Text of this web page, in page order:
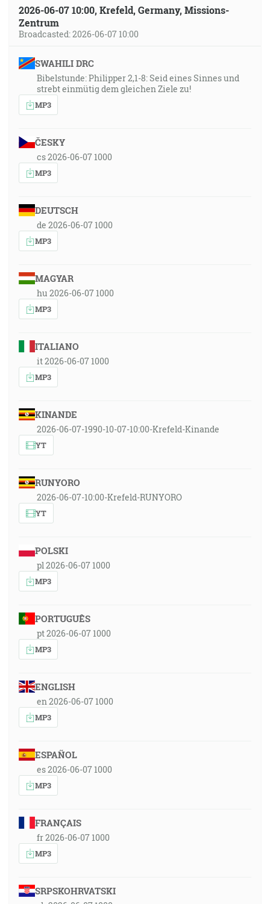
2026-06-07 10:00, Krefeld, Germany, Missions-
Zentrum
Broadcasted: 2026-06-07 10:00
SWAHILI DRC
Bibelstunde: Philipper 2,1-8: Seid eines Sinnes und
strebt einmütig dem gleichen Ziele zu!
MP3
ČESKY
cs 2026-06-07 1000
MP3
DEUTSCH
de 2026-06-07 1000
MP3
MAGYAR
hu 2026-06-07 1000
MP3
ITALIANO
it 2026-06-07 1000
MP3
KINANDE
2026-06-07-1990-10-07-10:00-Krefeld-Kinande
YT
RUNYORO
2026-06-07-10:00-Krefeld-RUNYORO
YT
POLSKI
pl 2026-06-07 1000
MP3
PORTUGUÊS
pt 2026-06-07 1000
MP3
ENGLISH
en 2026-06-07 1000
MP3
ESPAÑOL
es 2026-06-07 1000
MP3
FRANÇAIS
fr 2026-06-07 1000
MP3
SRPSKOHRVATSKI